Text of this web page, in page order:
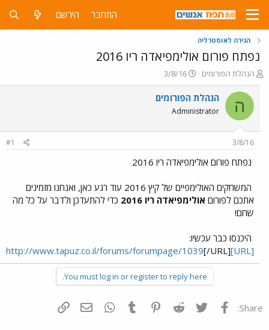
התחבר הירשם
הגירה לאוסטרליה
נפתח פורום אולימפיאדה ריו 2016
פ
ו
ת
ח
ה
ו
ש
א
הנהלת הפורומים
פ
ו
ר
ם
ר
3/8/16
ה הנהלת הפורומים
Administrator
3/8/16
#1
נפתח פורום אולימפיאדה ריו 2016
המשחקים האולימפיים של קיץ 2016 עוד רגע כאן, ואנחנו מזמינים
אתכם לפורום אולימפיאדה ריו 2016
כדי להתעדכן ולדבר על כל מה
שחם!
היכנסו כבר עכשיו:
[URL]http://www.tapuz.co.il/forums/forumpage/1039
[/URL]
You must log in or register to reply here.
Share: פייסבוק Twitter
Reddit
Pinterest
Tumblr
WhatsAppדואר אלקטרוני